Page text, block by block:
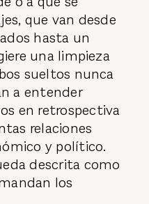
que van desde
hasta un
una limpieza
sueltos nunca
a entender
en retrospectiva
relaciones
y político.
descrita como
los